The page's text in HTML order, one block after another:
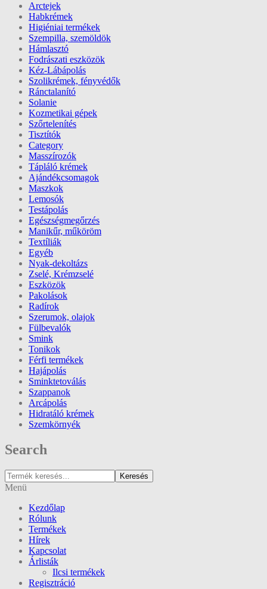
Arctejek
Habkrémek
Higiéniai termékek
Szempilla, szemöldök
Hámlasztó
Fodrászati eszközök
Kéz-Lábápolás
Szolikrémek, fényvédők
Ránctalanító
Solanie
Kozmetikai gépek
Szőrtelenítés
Tisztítók
Category
Masszírozók
Tápláló krémek
Ajándékcsomagok
Maszkok
Lemosók
Testápolás
Egészségmegőrzés
Manikűr, műköröm
Textíliák
Egyéb
Nyak-dekoltázs
Zselé, Krémzselé
Eszközök
Pakolások
Radírok
Szerumok, olajok
Fülbevalók
Smink
Tonikok
Férfi termékek
Hajápolás
Sminktetoválás
Szappanok
Arcápolás
Hidratáló krémek
Szemkörnyék
Search
Keresés
Menü
Kezdőlap
Rólunk
Termékek
Hírek
Kapcsolat
Árlisták
Ilcsi termékek
Regisztráció